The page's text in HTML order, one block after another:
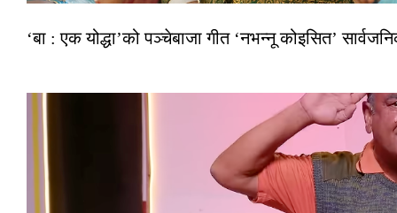
‘बा : एक योद्धा’को पञ्चेबाजा गीत ‘नभन्नू कोइसित’